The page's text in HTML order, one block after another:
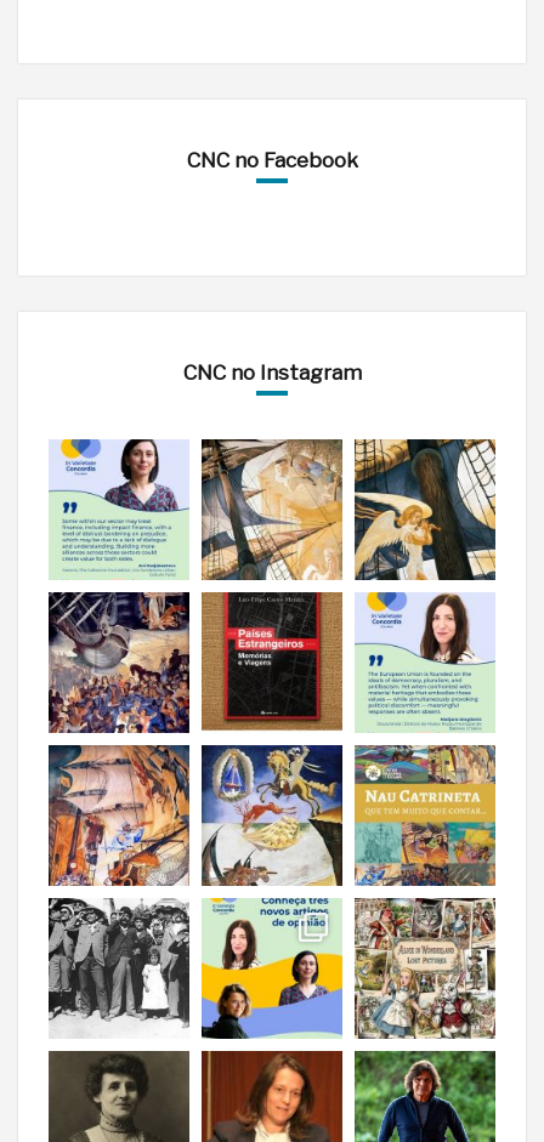
CNC no Facebook
CNC no Instagram